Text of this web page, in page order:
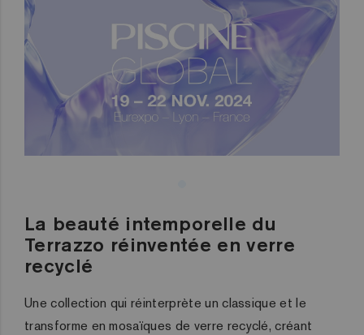
La beauté intemporelle du
Terrazzo réinventée en verre
recyclé
Une collection qui réinterprète un classique et le
transforme en mosaïques de verre recyclé, créant